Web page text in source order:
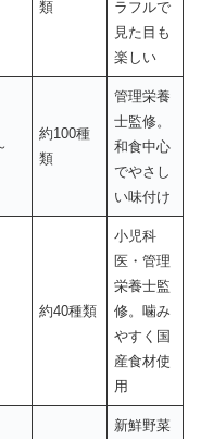
類
ラフルで
見た目も
楽しい
約100種
類
管理栄養
士監修。
和食中心
でやさし
い味付け
約40種類
小児科
医・管理
栄養士監
修。噛み
やすく国
産食材使
用
新鮮野菜